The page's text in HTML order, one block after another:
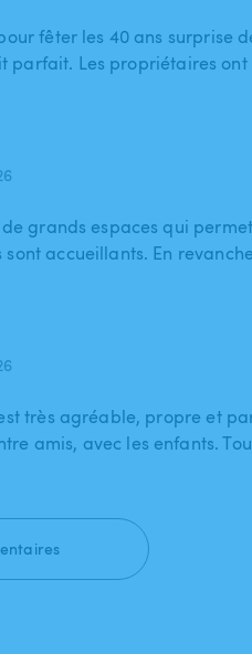
fêter les 40 ans surprise
parfait. Les propriétaires ont
grands espaces qui
accueillants. En
très agréable, propre et
amis, avec les enfants.